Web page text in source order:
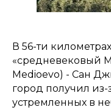
В 56-ти
«средневековый
Medioevo) - Сан
город получил
устремленных в